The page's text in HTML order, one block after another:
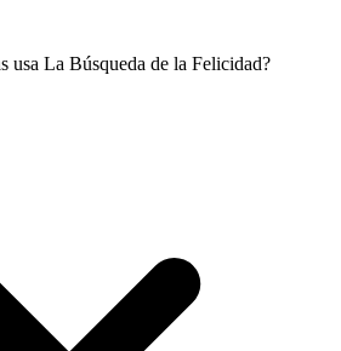
usa La Búsqueda de la Felicidad?